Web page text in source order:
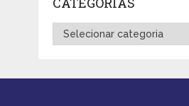
Categorias